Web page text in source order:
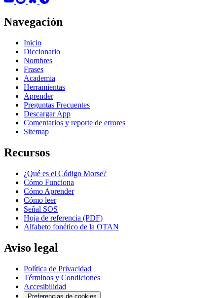
Navegación
Inicio
Diccionario
Nombres
Frases
Academia
Herramientas
Aprender
Preguntas Frecuentes
Descargar App
Comentarios y reporte de errores
Sitemap
Recursos
¿Qué es el Código Morse?
Cómo Funciona
Cómo Aprender
Cómo leer
Señal SOS
Hoja de referencia (PDF)
Alfabeto fonético de la OTAN
Aviso legal
Política de Privacidad
Términos y Condiciones
Accesibilidad
Preferencias de cookies